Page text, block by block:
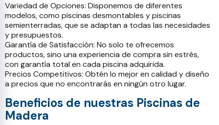
Variedad de Opciones: Disponemos de diferentes
modelos, como piscinas desmontables y piscinas
semienterradas, que se adaptan a todas las necesidades
y presupuestos.
Garantía de Satisfacción: No solo te ofrecemos
productos, sino una experiencia de compra sin estrés,
con garantía total en cada piscina adquirida.
Precios Competitivos: Obtén lo mejor en calidad y diseño
a precios que no encontrarás en ningún otro lugar.
Beneficios de nuestras Piscinas de
Madera